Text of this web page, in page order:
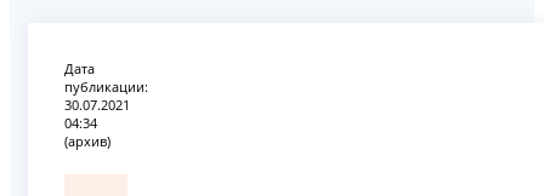
Дата
публикации:
30.07.2021
04:34
(архив)